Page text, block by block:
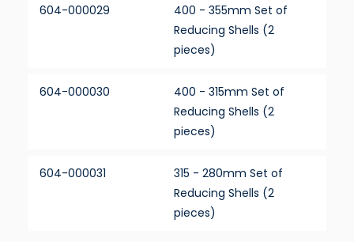
604-000029
400 - 355mm Set of
Reducing Shells (2
pieces)
604-000030
400 - 315mm Set of
Reducing Shells (2
pieces)
604-000031
315 - 280mm Set of
Reducing Shells (2
pieces)